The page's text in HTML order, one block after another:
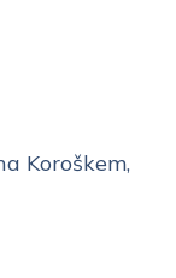
Koroškem,